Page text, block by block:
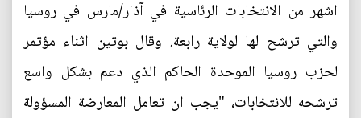
اشهر من الانتخابات الرئاسية في آذار/مارس في روسيا
والتي ترشح لها لولاية رابعة. وقال بوتين اثناء مؤتمر
لحزب روسيا الموحدة الحاكم الذي دعم بشكل واسع
ترشحه للانتخابات، "يجب ان تعامل المعارضة المسؤولة